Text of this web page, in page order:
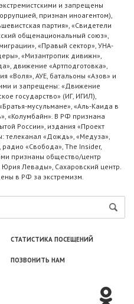
и запрещены
признан иноагентом),
партия», «Свидетели
общенациональный союз»,
«Правый сектор», УНА-
«Мизантропик дивижн»,
движение «Артподготовка»,
«Воля», АУЕ, батальоны «Азов» и
и запрещены: «Движение
государство» (ИГ, ИГИЛ),
мусульмане», «Аль-Каида в
«Колумбайн». В РФ признана
России», издания «Проект
телеканал «Дождь», «Медуза»,
радио «Свобода», The Insider,
признаны общество/центр
Левады», Сахаровский центр.
в РФ за экстремизм.
СТАТИСТИКА ПОСЕЩЕНИЙ
ПОЗВОНИТЬ НАМ